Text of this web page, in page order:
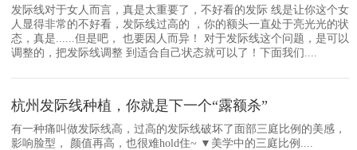
发际线对于女人而言，真是太重要了，不好看的发际 线是让你这个女
人显得非常的不好看，发际线过高的 ，你的额头一直处于亮光光的状
态，真是......但是吧， 也要因人而异！ 对于发际线这个问题，是可以
调整的，把发际线调整 到适合自己状态就可以了！下面我们....
杭州发际线种植，你就是下一个“露额杀”
有一种痛叫做发际线高，过高的发际线破坏了面部三庭比例的美感，
影响脸型， 颜值再高，也很难hold住~ ▼美学中的三庭比例....